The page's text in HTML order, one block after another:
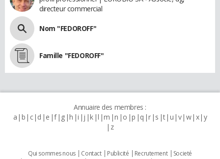
directeur commercial
Nom "FEDOROFF"
Famille "FEDOROFF"
Annuaire des membres :
a b c d e f g h i j k l m n o p q r s t u v w x y
z
Qui sommes nous Contact Publicité Recrutement
Societé